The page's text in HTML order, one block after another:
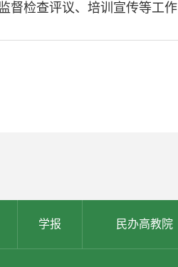
督检查评议、培训宣传等工作
学报 民办高教院